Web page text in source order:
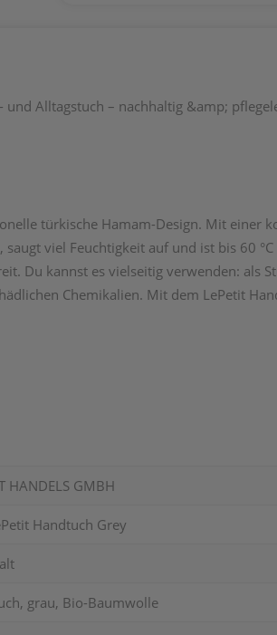
und Alltagstuch – nachhaltig &amp;
türkische Hamam-Design. Mit einer
viel Feuchtigkeit auf und ist bis 60
Du kannst es vielseitig verwenden: als
Chemikalien. Mit dem LePetit
HANDELS GMBH
Handtuch Grey
grau, Bio-Baumwolle